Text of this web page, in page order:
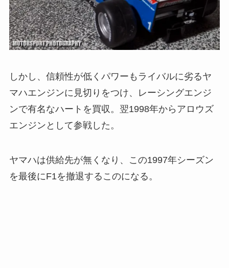
しかし、信頼性が低くパワーもライバルに劣るヤ
マハエンジンに見切りをつけ、レーシングエンジ
ンで有名なハートを買収。翌1998年からアロウズ
エンジンとして参戦した。
ヤマハは供給先が無くなり、この1997年シーズン
を最後にF1を撤退するこのになる。